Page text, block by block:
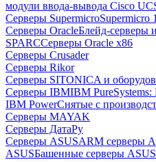
модули ввода-вывода Cisco
Серверы SupermicroSupermicro
Серверы OracleБлейд-серверы
SPARCСерверы Oracle x86
Серверы Crusader
Серверы Rikor
Серверы SITONICA и
Серверы IBMIBM PureSystems:
IBM PowerСнятые с
Серверы MAYAK
Серверы ДатаРу
Серверы ASUSARM серверы
ASUSБашенные серверы ASUS